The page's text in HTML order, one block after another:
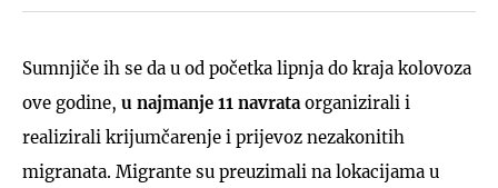
Sumnjiče ih se da u od početka lipnja do kraja kolovoza
ove godine, u najmanje 11 navrata organizirali i
realizirali krijumčarenje i prijevoz nezakonitih
migranata. Migrante su preuzimali na lokacijama u